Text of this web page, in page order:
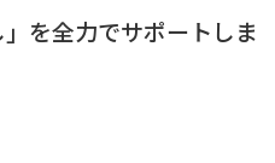
を全力でサポートしま